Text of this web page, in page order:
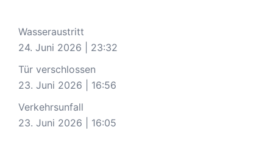
Wasseraustritt
24. Juni 2026
23:32
Tür verschlossen
23. Juni 2026
16:56
Verkehrsunfall
23. Juni 2026
16:05